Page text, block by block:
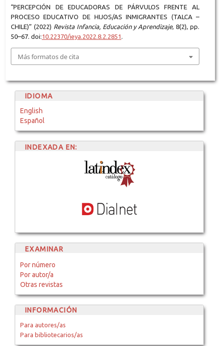
“PERCEPCIÓN DE EDUCADORAS DE PÁRVULOS FRENTE AL
PROCESO EDUCATIVO DE HIJOS/AS INMIGRANTES (TALCA –
CHILE)” (2022) Revista Infancia, Educación y Aprendizaje, 8(2), pp.
50–67. doi:10.22370/ieya.2022.8.2.2851 .
Más formatos de cita
IDIOMA
English
Español
INDEXADA EN:
EXAMINAR
Por número
Por autor/a
Otras revistas
INFORMACIÓN
Para autores/as
Para bibliotecarios/as